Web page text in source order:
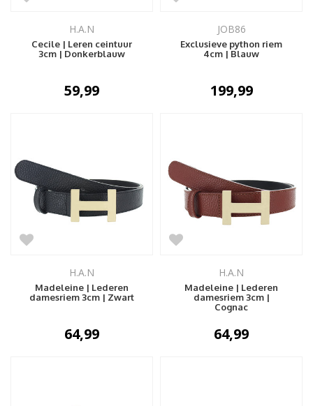
H.A.N
Cecile | Leren ceintuur
3cm | Donkerblauw
59,99
JOB86
Exclusieve python riem
4cm | Blauw
199,99
H.A.N
Madeleine | Lederen
damesriem 3cm | Zwart
64,99
H.A.N
Madeleine | Lederen
damesriem 3cm |
Cognac
64,99